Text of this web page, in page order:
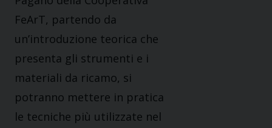
FeArT, partendo da
un’introduzione teorica che
presenta gli strumenti e i
materiali da ricamo, si
potranno mettere in pratica
le tecniche più utilizzate nel